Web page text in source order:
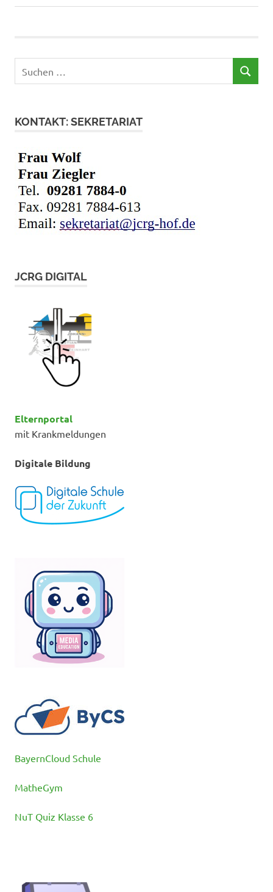
Beitrag:
nach:
SUCHEN
KONTAKT: SEKRETARIAT
JCRG DIGITAL
Elternportal
mit Krankmeldungen
Digitale Bildung
BayernCloud Schule
MatheGym
NuT Quiz Klasse 6